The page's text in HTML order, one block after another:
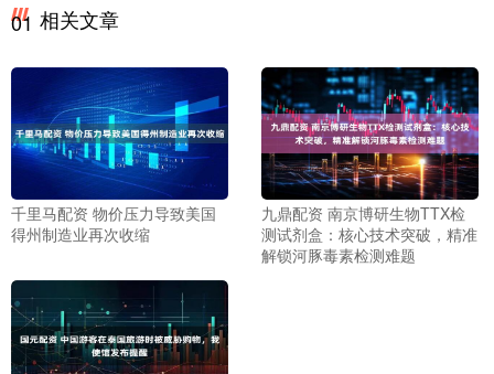
01 相关文章
千里马配资 物价压力导致美国
得州制造业再次收缩
九鼎配资 南京博研生物TTX检
测试剂盒：核心技术突破，精准
解锁河豚毒素检测难题